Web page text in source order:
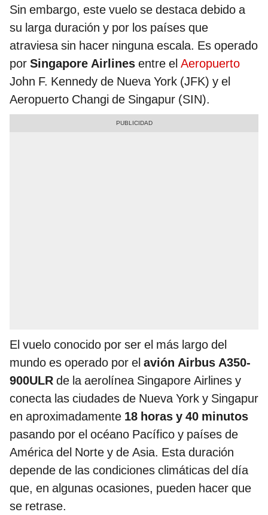
Sin embargo, este vuelo se destaca debido a
su larga duración y por los países que
atraviesa sin hacer ninguna escala. Es operado
por Singapore Airlines entre el Aeropuerto
John F. Kennedy de Nueva York (JFK) y el
Aeropuerto Changi de Singapur (SIN).
El vuelo conocido por ser el más largo del
mundo es operado por el avión Airbus A350-
900ULR de la aerolínea Singapore Airlines y
conecta las ciudades de Nueva York y Singapur
en aproximadamente 18 horas y 40 minutos
pasando por el océano Pacífico y países de
América del Norte y de Asia. Esta duración
depende de las condiciones climáticas del día
que, en algunas ocasiones, pueden hacer que
se retrase.